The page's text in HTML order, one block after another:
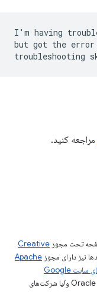
I'm having
but got the error:
مراجعه کنید.
تحت مجوز Creative
نیز دارای مجوز Apache
خطمشی‌های سایت Google
مراجعه کنید. جاوا علامت تجاری ثبت‌شده Oracle و/یا شرکت‌های